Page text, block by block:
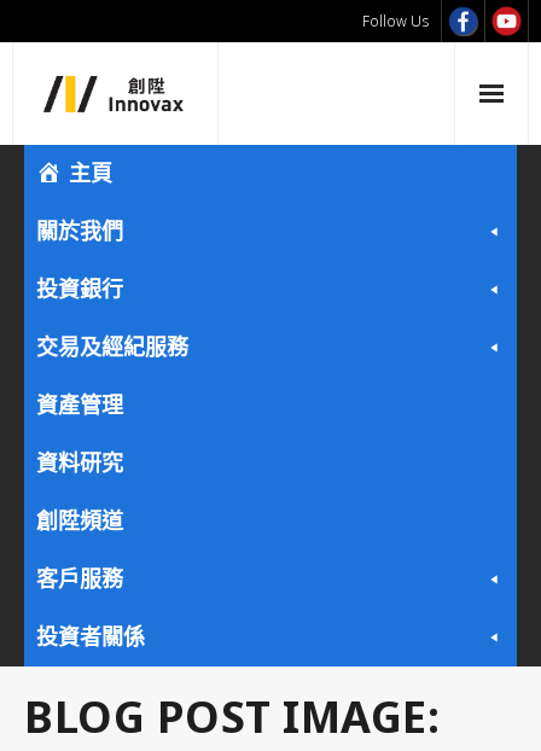
Follow Us
主頁
關於我們
投資銀行
交易及經紀服務
資產管理
資料研究
創陞頻道
客戶服務
投資者關係
BLOG POST IMAGE: